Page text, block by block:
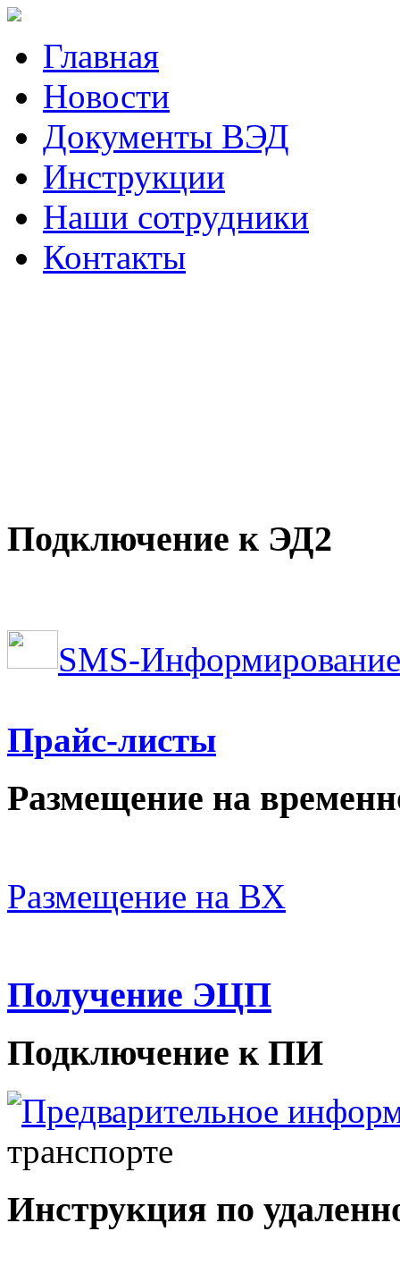
Главная
Новости
Документы ВЭД
Инструкции
Наши сотрудники
Контакты
Подключение к ЭД2
SMS-
Прайс-листы
Размещение на
Размещение на ВХ
Получение ЭЦП
Подключение к ПИ
Предварительное
транспорте
Инструкция по